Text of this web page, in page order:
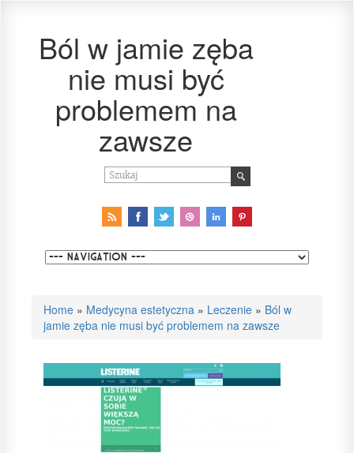
Ból w jamie zęba
nie musi być
problemem na
zawsze
Home » Medycyna estetyczna » Leczenie » Ból w
jamie zęba nie musi być problemem na zawsze